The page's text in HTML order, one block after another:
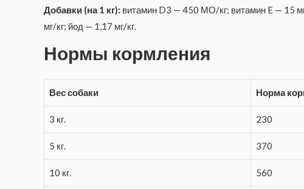
Добавки (на 1 кг): витамин D3 — 450 МО/кг; витамин E — 15
мг/кг; йод — 1,17 мг/кг.
Нормы кормления
Вес собаки Норма
3 кг. 230
5 кг. 370
10 кг. 560